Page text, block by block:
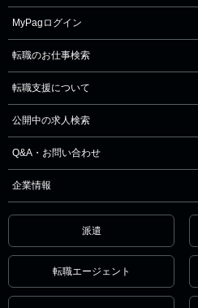
MyPagログイン
転職のお仕事検索
転職支援について
公開中の求人検索
Q&A・お問い合わせ
企業情報
派遣
転職エージェント